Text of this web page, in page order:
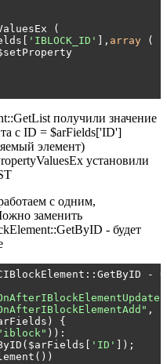
(
'IBLOCK_ID' ], array (
получили значение
с ID = $arFields['ID']
элемент)
установили
с одним,
заменить
- будет
,
)):
'ID'
]);